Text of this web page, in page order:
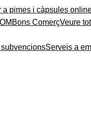
a pimes i càpsules
Bons ComerçVeure tot
subvencionsServeis a